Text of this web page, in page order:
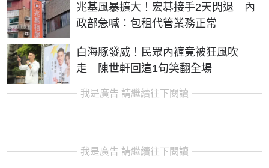
兆基風暴擴大！宏碁接手2天閃退 內
政部急喊：包租代管業務正常
白海豚發威！民眾內褲竟被狂風吹
走 陳世軒回這1句笑翻全場
我是廣告 請繼續往下閱讀
我是廣告 請繼續往下閱讀